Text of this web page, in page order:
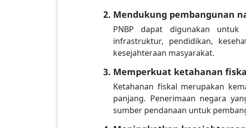
Mendukung pembangunan
PNBP dapat digunakan untuk
infrastruktur, pendidikan,
kesejahteraan masyarakat.
Memperkuat ketahanan
Ketahanan fiskal merupakan
panjang. Penerimaan negara
sumber pendanaan untuk